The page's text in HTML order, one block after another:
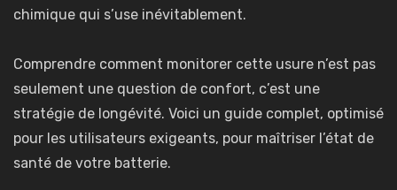
chimique qui s’use inévitablement.
Comprendre comment monitorer cette usure n’est pas
seulement une question de confort, c’est une
stratégie de longévité. Voici un guide complet, optimisé
pour les utilisateurs exigeants, pour maîtriser l’état de
santé de votre batterie.